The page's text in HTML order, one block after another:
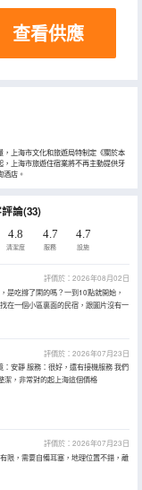
電視機
查看供應
上海市文化和旅遊局特制定《關於本
，上海市旅遊住宿業將不再主動提供牙
酒店。
論(33)
4.8
清潔度
4.7
服務
4.7
設施
評價於：2026年08月02日
是吃撐了閑的嗎？一到10點就開始，
在一個小區裏面的民宿，跟圖片沒有一
評價於：2026年07月23日
安靜 服務：很好，還有接機服務 我們
潔，非常對的起上海這個價格
評價於：2026年07月23日
限，需要自備耳塞，地理位置不錯，離